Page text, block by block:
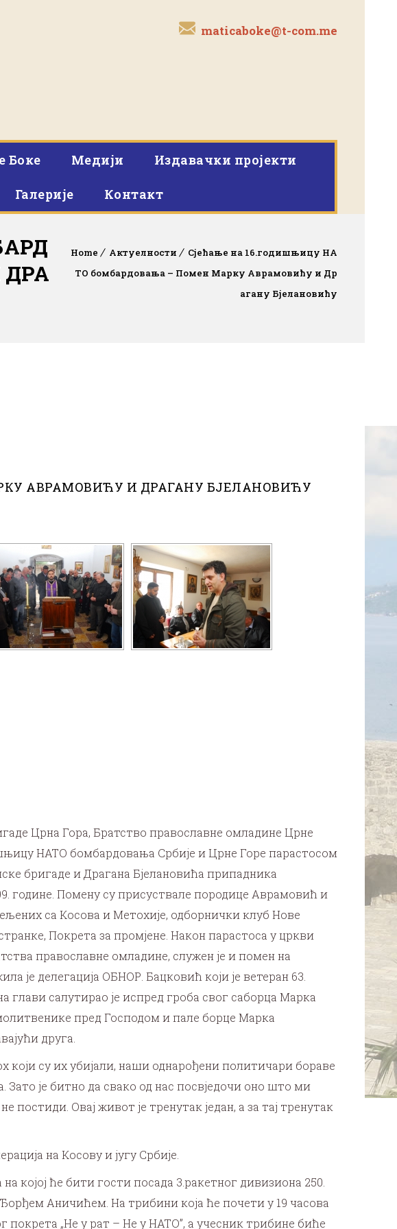
maticaboke@t-com.me
Боке Медији Издавачки пројекти
Галерије Контакт
Home Актуелности
Сјећање на 16.годишњицу НА
ТО бомбардовања – Помен Марку Аврамовићу и Др
агану Бјелановићу
АВРАМОВИЋУ И ДРАГАНУ БЈЕЛАНОВИЋУ
Црна Гора, Братство православне омладине Црне
НАТО бомбардовања Србије и Црне Горе парастосом
бригаде и Драгана Бјелановића припадника
године. Помену су присуствале породице Аврамовић и
са Косова и Метохије, одборнички клуб Нове
Покрета за промјене. Након парастоса у цркви
православне омладине, служен је и помен на
је делегација ОБНОР. Бацковић који је ветеран 63.
салутирао је испред гроба свог саборца Марка
пред Господом и пале борце Марка
друга.
који су их убијали, наши однарођени политичари бораве
Зато је битно да свако од нас посвједочи оно што ми
постиди. Овај живот је тренутак један, а за тај тренутак
на Косову и југу Србије.
којој ће бити гости посада 3.ракетног дивизиона 250.
Аничићем. На трибини која ће почети у 19 часова
„Не у рат – Не у НАТО”, а учесник трибине биће